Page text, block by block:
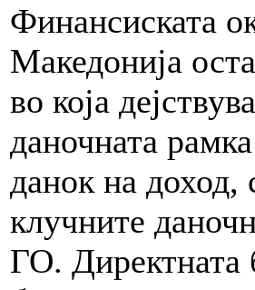
Финансиската
Македонија
во која
даночната
данок на доход,
клучните
ГО. Директната